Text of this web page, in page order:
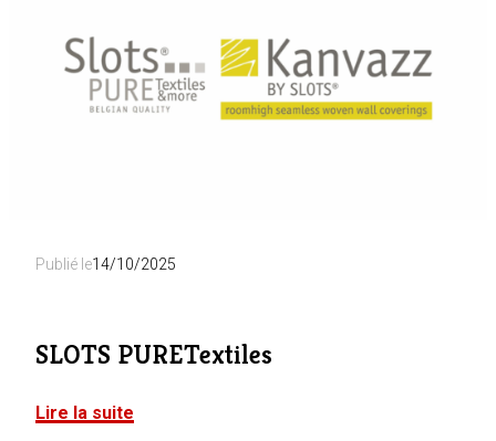
Publié le14/10/2025
SLOTS PURETextiles
Lire la suite